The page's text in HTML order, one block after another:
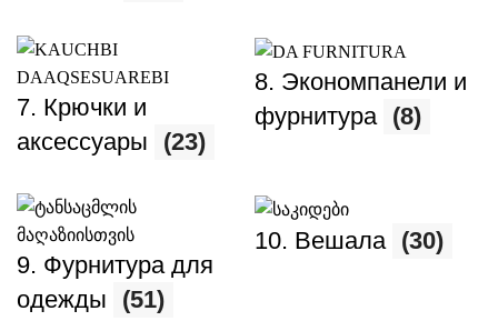
7. Крючки и
аксессуары
(23)
8. Экономпанели и
фурнитура (8)
9. Фурнитура для
одежды
(51)
10. Вешала (30)